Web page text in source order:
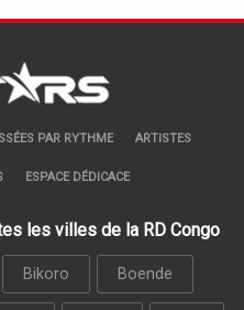
PAR RYTHME ARTISTES
ESPACE DÉDICACE
les villes de la RD Congo
Bikoro Boende